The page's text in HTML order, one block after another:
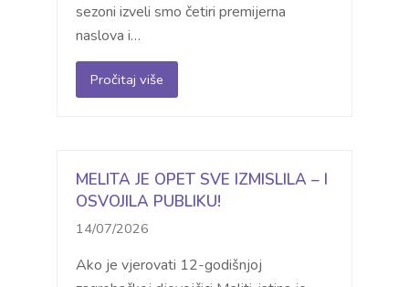
sezoni izveli smo četiri premijerna
naslova i…
Pročitaj više
MELITA JE OPET SVE IZMISLILA – I
OSVOJILA PUBLIKU!
14/07/2026
Ako je vjerovati 12-godišnjoj